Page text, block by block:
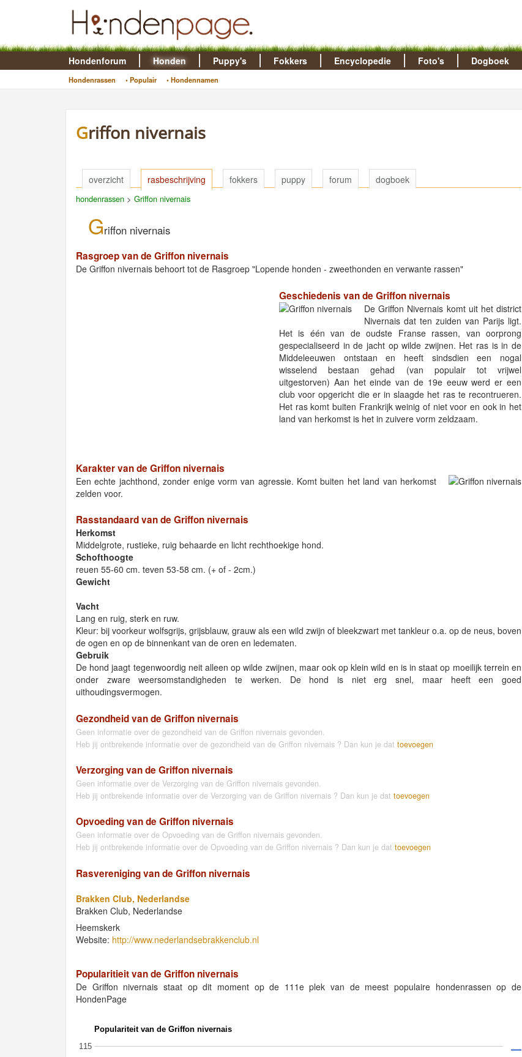
Hondenforum Honden
Hondenrassen • Populair • Hondennamen
Puppy's Fokkers Encyclopedie Foto's Dogboek
Griffon nivernais
overzicht rasbeschrijving fokkers puppy forum dogboek
hondenrassen > Griffon nivernais
Griffon nivernais
Rasgroep van de Griffon nivernais
De Griffon nivernais behoort tot de Rasgroep "Lopende honden - zweethonden en verwante rassen"
Geschiedenis van de Griffon nivernais
De Griffon Nivernais komt uit het district
Nivernais dat ten zuiden van Parijs ligt.
Het is één van de oudste Franse rassen, van oorprong
gespecialiseerd in de jacht op wilde zwijnen. Het ras is in de
Middeleeuwen ontstaan en heeft sindsdien een nogal
wisselend bestaan gehad (van populair tot vrijwel
uitgestorven) Aan het einde van de 19e eeuw werd er een
club voor opgericht die er in slaagde het ras te recontrueren.
Het ras komt buiten Frankrijk weinig of niet voor en ook in het
land van herkomst is het in zuivere vorm zeldzaam.
Karakter van de Griffon nivernais
Een echte jachthond, zonder enige vorm van agressie. Komt buiten het land van herkomst
zelden voor.
Rasstandaard van de Griffon nivernais
Herkomst
Middelgrote, rustieke, ruig behaarde en licht rechthoekige hond.
Schofthoogte
reuen 55-60 cm. teven 53-58 cm. (+ of - 2cm.)
Gewicht
Vacht
Lang en ruig, sterk en ruw.
Kleur: bij voorkeur wolfsgrijs, grijsblauw, grauw als een wild zwijn of bleekzwart met tankleur o.a. op de neus, boven
de ogen en op de binnenkant van de oren en ledematen.
Gebruik
De hond jaagt tegenwoordig neit alleen op wilde zwijnen, maar ook op klein wild en is in staat op moeilijk terrein en
onder zware weersomstandigheden te werken. De hond is niet erg snel, maar heeft een goed
uithoudingsvermogen.
Gezondheid van de Griffon nivernais
Geen informatie over de gezondheid van de Griffon nivernais gevonden.
Heb jij ontbrekende informatie over de gezondheid van de Griffon nivernais ? Dan kun je dat toevoegen
Verzorging van de Griffon nivernais
Geen informatie over de Verzorging van de Griffon nivernais gevonden.
Heb jij ontbrekende informatie over de Verzorging van de Griffon nivernais ? Dan kun je dat toevoegen
Opvoeding van de Griffon nivernais
Geen informatie over de Opvoeding van de Griffon nivernais gevonden.
Heb jij ontbrekende informatie over de Opvoeding van de Griffon nivernais ? Dan kun je dat toevoegen
Rasvereniging van de Griffon nivernais
Brakken Club, Nederlandse
Brakken Club, Nederlandse
Heemskerk
Website: http://www.nederlandsebrakkenclub.nl
Popularitieit van de Griffon nivernais
De Griffon nivernais staat op dit moment op de 111e plek van de meest populaire hondenrassen op de
HondenPage
Populariteit van de Griffon nivernais
115